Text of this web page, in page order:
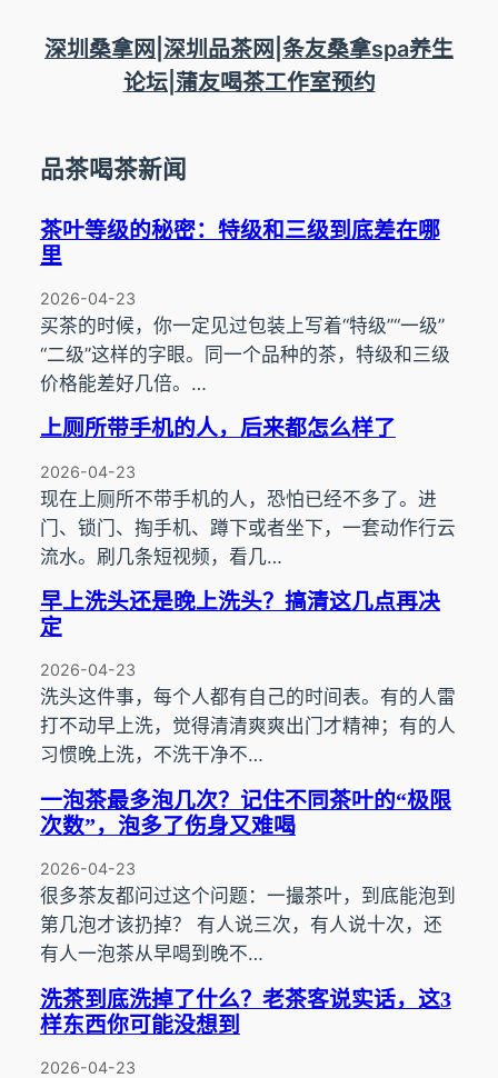
深圳桑拿网|深圳品茶网|条友桑拿spa养生
论坛|蒲友喝茶工作室预约
品茶喝茶新闻
茶叶等级的秘密：特级和三级到底差在哪
里
2026-04-23
买茶的时候，你一定见过包装上写着“特级”“一级”
“二级”这样的字眼。同一个品种的茶，特级和三级
价格能差好几倍。…
上厕所带手机的人，后来都怎么样了
2026-04-23
现在上厕所不带手机的人，恐怕已经不多了。进
门、锁门、掏手机、蹲下或者坐下，一套动作行云
流水。刷几条短视频，看几…
早上洗头还是晚上洗头？搞清这几点再决
定
2026-04-23
洗头这件事，每个人都有自己的时间表。有的人雷
打不动早上洗，觉得清清爽爽出门才精神；有的人
习惯晚上洗，不洗干净不…
一泡茶最多泡几次？记住不同茶叶的“极限
次数”，泡多了伤身又难喝
2026-04-23
很多茶友都问过这个问题：一撮茶叶，到底能泡到
第几泡才该扔掉？ 有人说三次，有人说十次，还
有人一泡茶从早喝到晚不…
洗茶到底洗掉了什么？老茶客说实话，这3
样东西你可能没想到
2026-04-23